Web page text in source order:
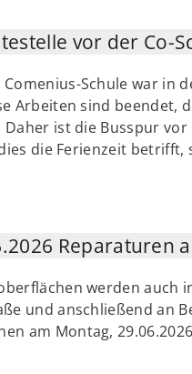
vor der Co-
Schule war in
Arbeiten sind beendet,
ist die Busspur
die Ferienzeit
Reparaturen
werden auch
und anschließend an
am Montag,